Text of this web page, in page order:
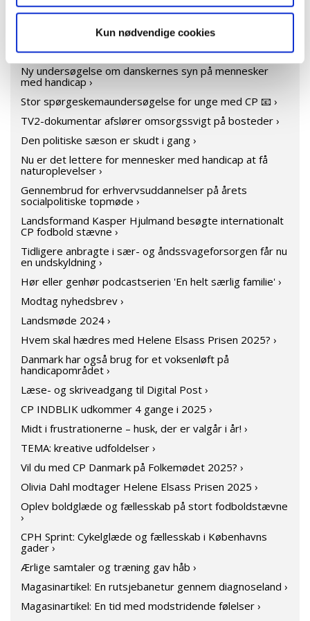
Kun nødvendige cookies
Handicaporganisationers bestyrelse ›
Støt CP Danmark når du tanker benzin ›
Ny undersøgelse om danskernes syn på mennesker
med handicap ›
Stor spørgeskemaundersøgelse for unge med CP 📧 ›
TV2-dokumentar afslører omsorgssvigt på bosteder ›
Den politiske sæson er skudt i gang ›
Nu er det lettere for mennesker med handicap at få
naturoplevelser ›
Gennembrud for erhvervsuddannelser på årets
socialpolitiske topmøde ›
Landsformand Kasper Hjulmand besøgte internationalt
CP fodbold stævne ›
Tidligere anbragte i sær- og åndssvageforsorgen får nu
en undskyldning ›
Hør eller genhør podcastserien 'En helt særlig familie' ›
Modtag nyhedsbrev ›
Landsmøde 2024 ›
Hvem skal hædres med Helene Elsass Prisen 2025? ›
Danmark har også brug for et voksenløft på
handicapområdet ›
Læse- og skriveadgang til Digital Post ›
CP INDBLIK udkommer 4 gange i 2025 ›
Midt i frustrationerne – husk, der er valgår i år! ›
TEMA: kreative udfoldelser ›
Vil du med CP Danmark på Folkemødet 2025? ›
Olivia Dahl modtager Helene Elsass Prisen 2025 ›
Oplev boldglæde og fællesskab på stort fodboldstævne
›
CPH Sprint: Cykelglæde og fællesskab i Københavns
gader ›
Ærlige samtaler og træning gav håb ›
Magasinartikel: En rutsjebanetur gennem diagnoseland ›
Magasinartikel: En tid med modstridende følelser ›